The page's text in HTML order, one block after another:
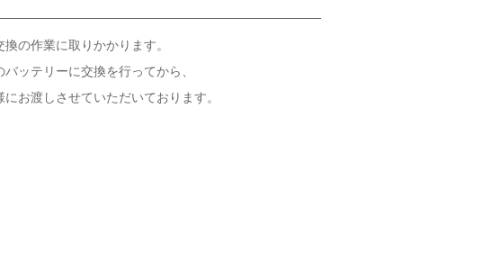
の作業に取りかかります。
ッテリーに交換を行ってから、
お渡しさせていただいております。